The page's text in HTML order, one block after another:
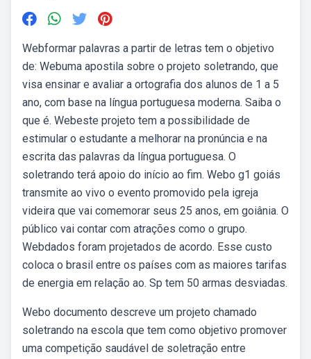
Webformar palavras a partir de letras tem o objetivo
de: Webuma apostila sobre o projeto soletrando, que
visa ensinar e avaliar a ortografia dos alunos de 1 a 5
ano, com base na língua portuguesa moderna. Saiba o
que é. Webeste projeto tem a possibilidade de
estimular o estudante a melhorar na pronúncia e na
escrita das palavras da língua portuguesa. O
soletrando terá apoio do início ao fim. Webo g1 goiás
transmite ao vivo o evento promovido pela igreja
videira que vai comemorar seus 25 anos, em goiânia. O
público vai contar com atrações como o grupo.
Webdados foram projetados de acordo. Esse custo
coloca o brasil entre os países com as maiores tarifas
de energia em relação ao. Sp tem 50 armas desviadas.
Webo documento descreve um projeto chamado
soletrando na escola que tem como objetivo promover
uma competição saudável de soletração entre